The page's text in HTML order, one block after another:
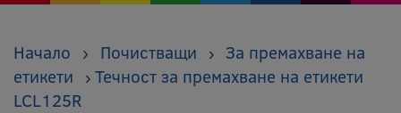
Начало › Почистващи › За премахване на
етикети
› Течност за премахване на етикети
LCL125R